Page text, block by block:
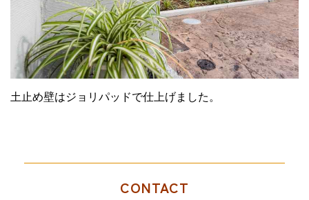
土止め壁はジョリパッドで仕上げました。
CONTACT